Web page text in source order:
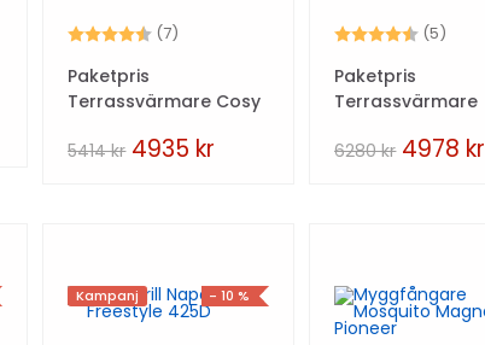
Betyg: (7)
Paketpris
Terrassvärmare Cosy
5414kr 4935 kr
Betyg: (5)
Paketpris
Terrassvärmare
6280kr 4978 kr
- 10 %
Kampanj